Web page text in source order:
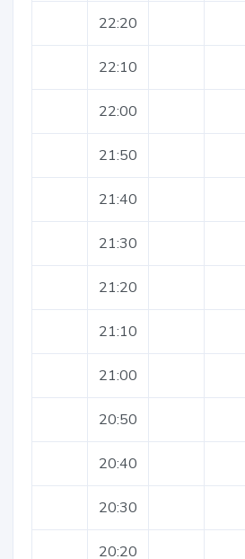
22:20
22:10
22:00
21:50
21:40
21:30
21:20
21:10
21:00
20:50
20:40
20:30
20:20